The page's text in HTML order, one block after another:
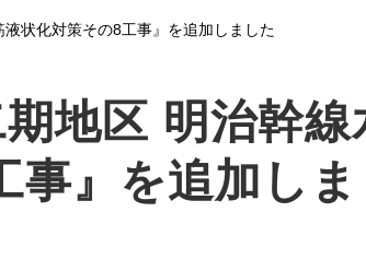
状化対策その8工事』を追加しました
地区 明治幹線
事』を追加し